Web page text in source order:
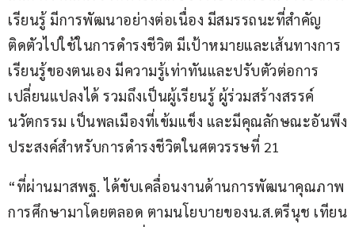
เรียนรู้ มีการพัฒนาอย่างต่อเนื่อง มีสมรรถนะที่สำคัญ
ติดตัวไปใช้ในการดำรงชีวิต มีเป้าหมายและเส้นทางการ
เรียนรู้ของตนเอง มีความรู้เท่าทันและปรับตัวต่อการ
เปลี่ยนแปลงได้ รวมถึงเป็นผู้เรียนรู้ ผู้ร่วมสร้างสรรค์
นวัตกรรม เป็นพลเมืองที่เข้มแข็ง และมีคุณลักษณะอันพึง
ประสงค์สำหรับการดำรงชีวิตในศตวรรษที่ 21
“ที่ผ่านมาสพฐ. ได้ขับเคลื่อนงานด้านการพัฒนาคุณภาพ
การศึกษามาโดยตลอด ตามนโยบายของน.ส.ตรีนุช เทียน